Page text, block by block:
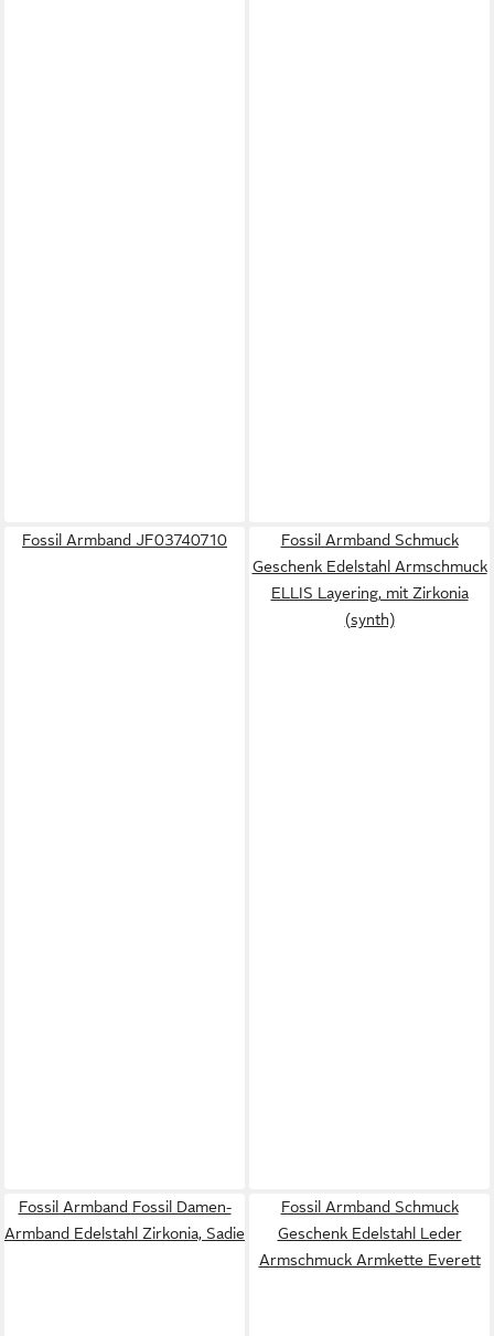
Fossil Armband JF03740710
Fossil Armband Schmuck
Geschenk Edelstahl Armschmuck
ELLIS Layering, mit Zirkonia
(synth)
Fossil Armband Fossil Damen-
Armband Edelstahl Zirkonia, Sadie
Fossil Armband Schmuck
Geschenk Edelstahl Leder
Armschmuck Armkette Everett